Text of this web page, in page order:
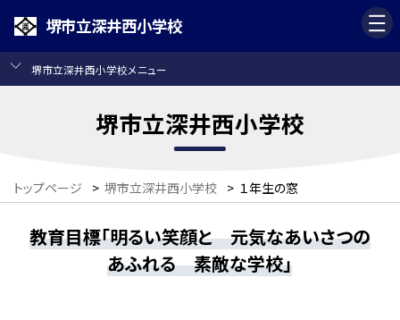
堺市立深井西小学校
堺市立深井西小学校メニュー
堺市立深井西小学校
トップページ > 堺市立深井西小学校 > １年生の窓
教育目標「明るい笑顔と 元気なあいさつの
あふれる 素敵な学校」